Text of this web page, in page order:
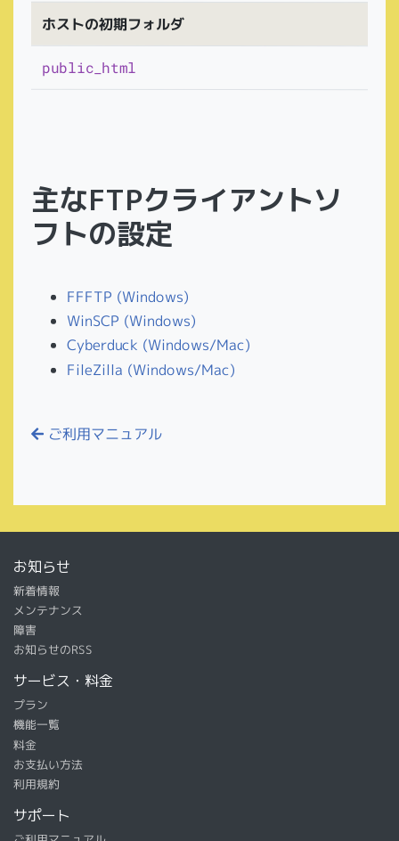
ホストの初期フォルダ
public_html
主なFTPクライアントソ
フトの設定
FFFTP (Windows)
WinSCP (Windows)
Cyberduck (Windows/Mac)
FileZilla (Windows/Mac)
ご利用マニュアル
お知らせ
新着情報
メンテナンス
障害
お知らせのRSS
サービス・料金
プラン
機能一覧
料金
お支払い方法
利用規約
サポート